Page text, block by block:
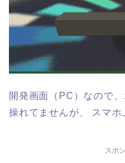
開発画面（PC）なので
操れてませんが、
スマホ
スポ